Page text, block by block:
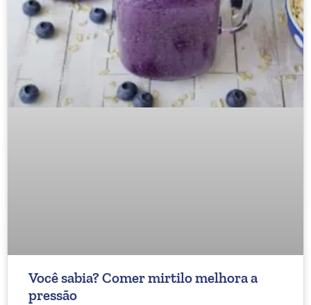
Você sabia? Comer mirtilo melhora a
pressão